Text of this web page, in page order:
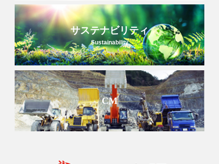
サステナビリティ
Sustainability
CM